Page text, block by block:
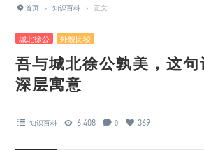
首页 › 知识百科 › 正文
城北徐公 外貌比较
吾与城北徐公孰美，这
深层寓意
知识百科 6,408 0 369